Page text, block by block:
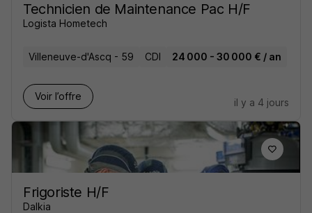
Technicien de Maintenance Pac H/F
Logista Hometech
Villeneuve-d'Ascq - 59 CDI 24 000 - 30 000 € / an
Voir l’offre
il y a 4 jours
Frigoriste H/F
Dalkia